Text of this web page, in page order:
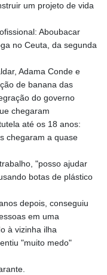
um projeto de vida
Aboubacar
no Ceuta, da segunda
Adama Conde e
de banana das
do governo
chegaram
até os 18 anos:
chegaram a quase
"posso ajudar
botas de plástico
depois, conseguiu
em uma
à vizinha ilha
"muito medo"